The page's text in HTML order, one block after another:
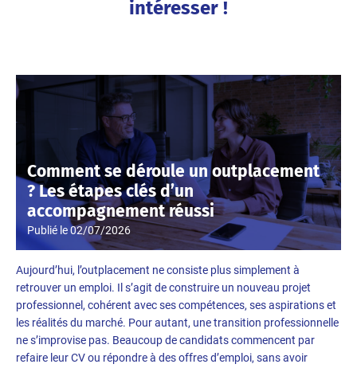
intéresser !
Comment se déroule un outplacement
? Les étapes clés d’un
accompagnement réussi
Publié le02/07/2026
Aujourd’hui, l’outplacement ne consiste plus simplement à
retrouver un emploi. Il s’agit de construire un nouveau projet
professionnel, cohérent avec ses compétences, ses aspirations et
les réalités du marché. Pour autant, une transition professionnelle
ne s’improvise pas. Beaucoup de candidats commencent par
refaire leur CV ou répondre à des offres d’emploi, sans avoir